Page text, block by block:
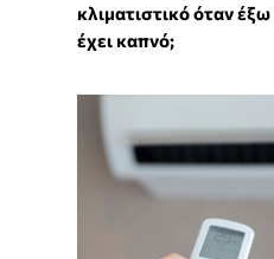
κλιματιστικό όταν έξω
έχει καπνό;